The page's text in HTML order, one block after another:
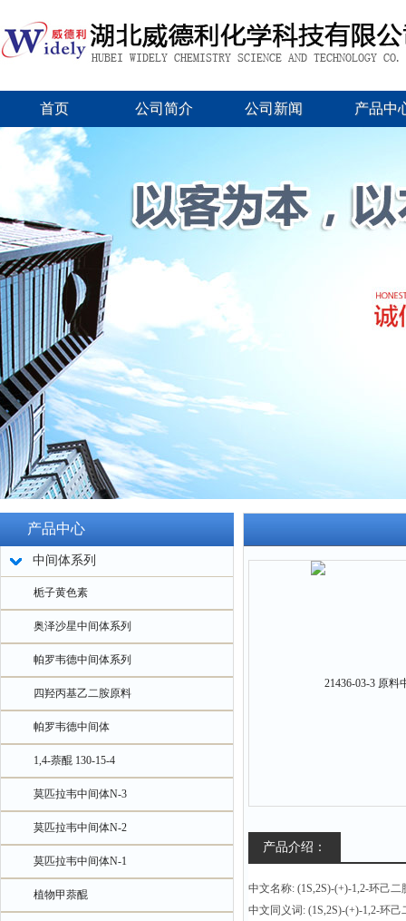
首页 公司简介 公司新闻 产品中
产品中心
中间体系列
栀子黄色素
奥泽沙星中间体系列
帕罗韦德中间体系列
四羟丙基乙二胺原料
帕罗韦德中间体
1,4-萘醌 130-15-4
莫匹拉韦中间体N-3
莫匹拉韦中间体N-2
莫匹拉韦中间体N-1
植物甲萘醌
产品介绍：
中文名称: (1S,2S)-(+)-1,2-环己
中文同义词: (1S,2S)-(+)-1,2-环己